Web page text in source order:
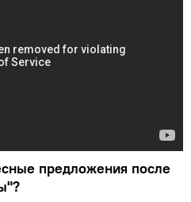
предложения после